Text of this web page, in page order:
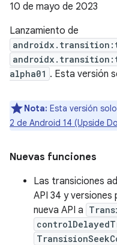
10 de mayo de 2023
Lanzamiento de
alpha01 . Esta versión
Nota: Esta versión
2 de Android 14 (Upside
Nuevas funciones
Las transiciones
API 34 y
nueva API a